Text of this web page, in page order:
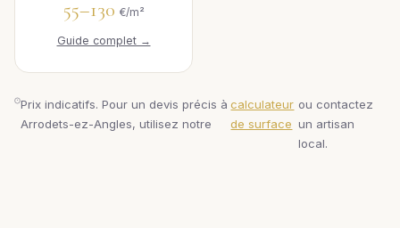
55–130 €/m²
Guide complet →
Prix indicatifs. Pour un devis précis à
Arrodets-ez-Angles, utilisez notre
calculateur
de surface
ou contactez
un artisan
local.